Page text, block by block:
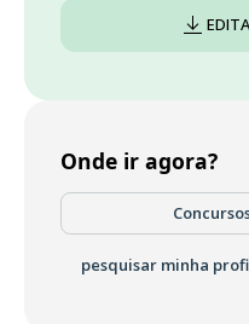
Onde ir agora?
pesquisar minha